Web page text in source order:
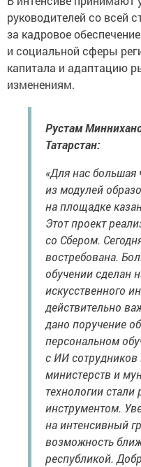
руководителей со всей
за кадровое
и социальной сферы
капитала и адаптацию
изменениям.
Рустам
Татарстан:
«Для нас большая
из модулей
на площадке
Этот проект
со Сбером.
востребована.
обучении сделан
искусственного
действительно
дано поручение
персональном
с ИИ сотрудников
министерств и
технологии
инструментом.
на интенсивный
возможность
республикой.